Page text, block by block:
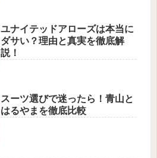
ユナイテッドアローズは本当に
ダサい？理由と真実を徹底解
説！
スーツ選びで迷ったら！青山と
はるやまを徹底比較